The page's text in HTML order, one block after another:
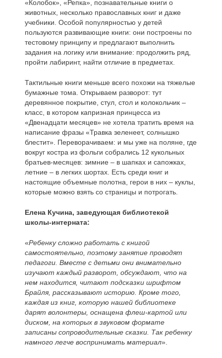
«Колобок», «Репка», познавательные книги о
животных, несколько православных книг и даже
учебники. Особой популярностью у детей
пользуются развивающие книги: они построены по
тестовому принципу и предлагают выполнить
задания на логику или внимание: продолжить ряд,
пройти лабиринт, найти отличие в предметах.
Тактильные книги меньше всего похожи на тяжелые
бумажные тома. Открываем разворот: тут
деревянное покрытие, стул, стол и колокольчик –
класс, в котором капризная принцесса из
«Двенадцати месяцев» не хотела тратить время на
написание фразы «Травка зеленеет, солнышко
блестит». Переворачиваем: и мы уже на поляне, где
вокруг костра из фольги собрались 12 кукольных
братьев-месяцев: зимние – в шапках и сапожках,
летние – в легких шортах. Есть среди книг и
настоящие объемные полотна, герои в них – куклы,
которые можно взять со страницы и потрогать.
Елена Кучина, заведующая библиотекой
школы-интерната:
«Ребенку сложно работать с книгой
самостоятельно, поэтому занятие проводят
педагоги. Вместе с детьми они внимательно
изучают каждый разворот, обсуждают, что на
нем находится, читают подсказки шрифтом
Брайля, рассказывают историю. Кроме того,
каждая из книг, которую нашей библиотеке
дарят волонтеры, оснащена флеш-картой или
диском, на которых в звуковом формате
записаны сопроводительные сказки. Так ребенку
намного легче воспринимать материал».